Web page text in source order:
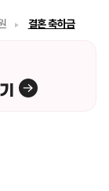
결혼 축하금